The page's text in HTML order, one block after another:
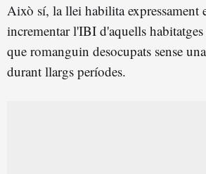
Això sí, la llei habilita expressament
incrementar l'IBI d'aquells
que romanguin desocupats sense
durant llargs períodes.